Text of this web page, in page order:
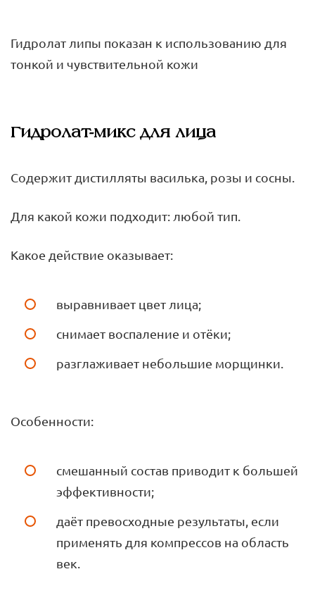
Гидролат липы показан к использованию для
тонкой и чувствительной кожи
Гидролат-микс для лица
Содержит дистилляты василька, розы и сосны.
Для какой кожи подходит: любой тип.
Какое действие оказывает:
выравнивает цвет лица;
снимает воспаление и отёки;
разглаживает небольшие морщинки.
Особенности:
смешанный состав приводит к большей
эффективности;
даёт превосходные результаты, если
применять для компрессов на область
век.